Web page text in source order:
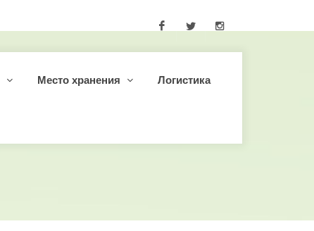
FacebookTwitter
Место хранения Логистика